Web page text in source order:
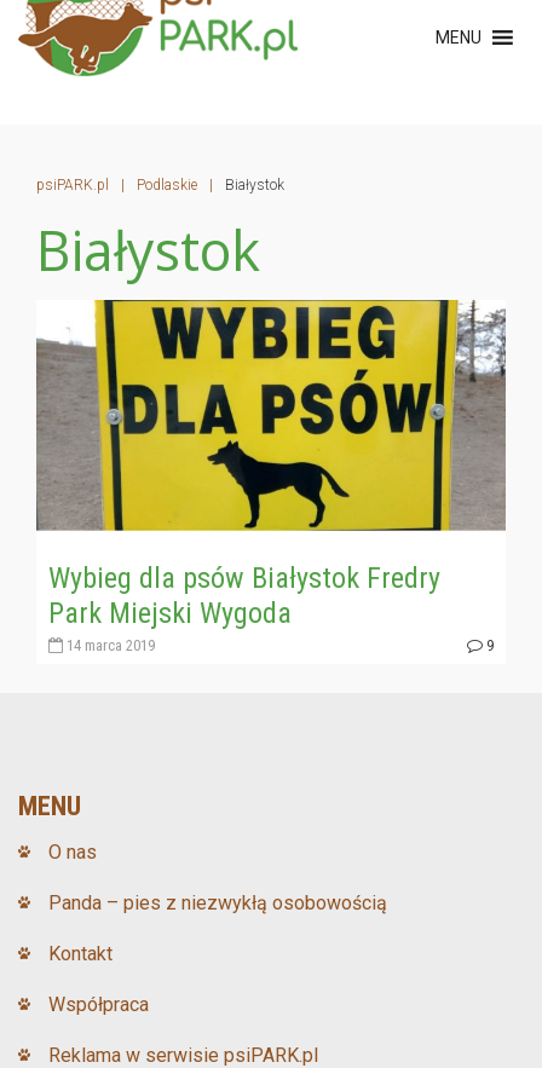
MENU
psiPARK.pl | Podlaskie | Białystok
Białystok
Wybieg dla psów Białystok Fredry
Park Miejski Wygoda
14 marca 2019 9
MENU
O nas
Panda – pies z niezwykłą osobowością
Kontakt
Współpraca
Reklama w serwisie psiPARK.pl